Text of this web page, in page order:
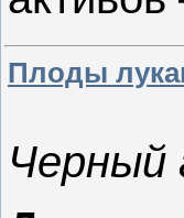
Плоды
Черный